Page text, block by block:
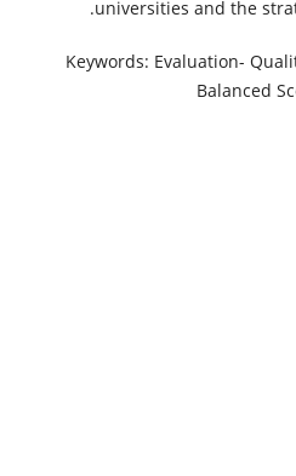
universities and the
Keywords: Evaluation-
Balanced